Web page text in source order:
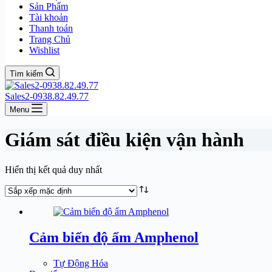
Sản Phẩm
Tài khoản
Thanh toán
Trang Chủ
Wishlist
Tìm kiếm
Sales2-0938.82.49.77
Menu
Giám sát điều kiện vận hành
Hiển thị kết quả duy nhất
Cảm biến độ ẩm Amphenol
Tự Động Hóa